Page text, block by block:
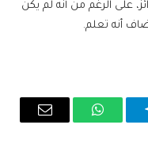
على الرغم من أنه لم يكن
أنه تعلم.
واتساب البريد